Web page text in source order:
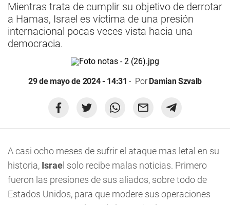
Mientras trata de cumplir su objetivo de derrotar
a Hamas, Israel es víctima de una presión
internacional pocas veces vista hacia una
democracia.
29 de mayo de 2024 - 14:31 PorDamian Szvalb
A casi ocho meses de sufrir el ataque mas letal en su
historia, Israe l solo recibe malas noticias. Primero
fueron las presiones de sus aliados, sobre todo de
Estados Unidos, para que modere sus operaciones